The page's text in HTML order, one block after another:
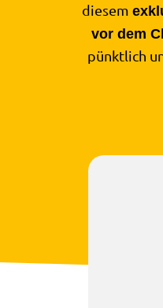
diesem
vor dem
pünktlich